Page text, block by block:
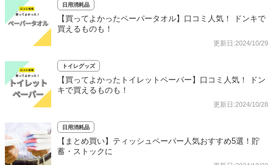
日用消耗品
【買ってよかったペーパータオル】口コミ人気！ ドンキで
買えるものも！
更新日:2024/10/29
トイレグッズ
【買ってよかったトイレットペーパー】口コミ人気！ ドン
キで買えるものも！
更新日:2024/10/28
日用消耗品
【まとめ買い】ティッシュペーパー人気おすすめ5選！貯
蓄・ストックに